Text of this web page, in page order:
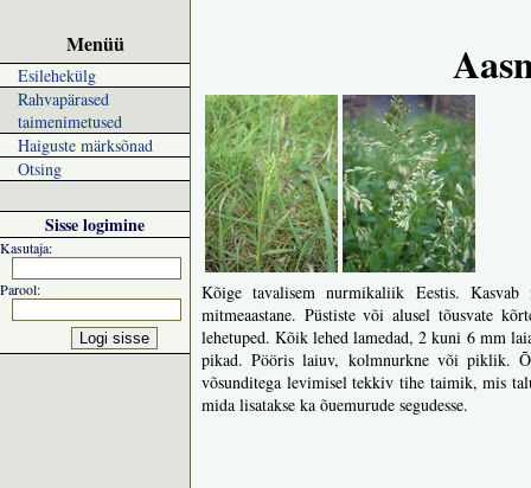
Menüü
Esilehekülg
Rahvapärased
taimenimetused
Haiguste märksõnad
Otsing
Sisse logimine
Kasutaja:
Parool:
Kõige tavalisem nurmikaliik Eestis. Kasvab
mitmeaastane. Püstiste või alusel tõusvate
lehetuped. Kõik lehed lamedad, 2 kuni 6 mm
pikad. Pööris laiuv, kolmnurkne või piklik.
võsunditega levimisel tekkiv tihe taimik, mis
mida lisatakse ka õuemurude segudesse.